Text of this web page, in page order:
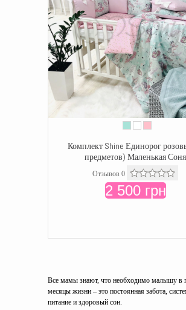
Комплект Shine Единорог
предметов) Маленькая Соня
Отзывов 0
2 500 грн
Все мамы знают, что необходимо малышу в
месяцы жизни – это постоянная забота,
питание и здоровый сон.